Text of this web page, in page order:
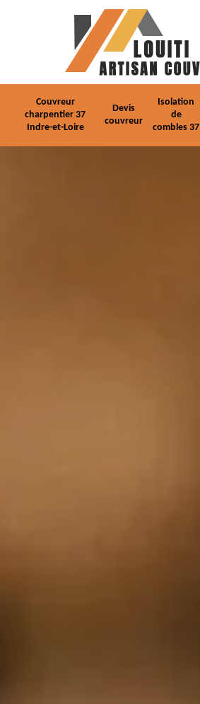
Couvreur
charpentier 37
Indre-et-Loire
Devis
couvreur
Isolation
de
combles 37